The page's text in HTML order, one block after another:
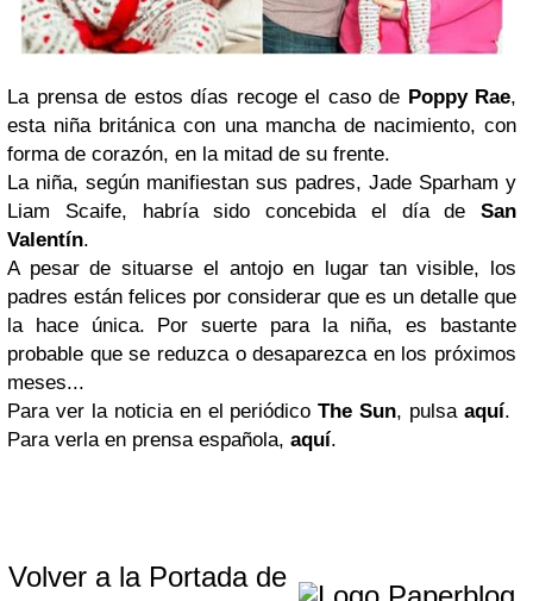
La prensa de estos días recoge el caso de Poppy Rae,
esta niña británica con una mancha de nacimiento, con
forma de corazón, en la mitad de su frente.
La niña, según manifiestan sus padres, Jade Sparham y
Liam Scaife, habría sido concebida el día de San
Valentín.
A pesar de situarse el antojo en lugar tan visible, los
padres están felices por considerar que es un detalle que
la hace única. Por suerte para la niña, es bastante
probable que se reduzca o desaparezca en los próximos
meses...
Para ver la noticia en el periódicoThe Sun, pulsaaquí.
Para verla en prensa española, aquí.
Volver a la Portada de